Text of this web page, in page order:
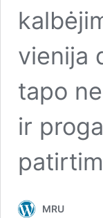
vienija
tapo
ir
MRU